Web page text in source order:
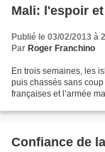
Mali: l'espoir
Publié le 03/02/2013 à
Par Roger Franchino
En trois semaines, les
puis chassés sans
françaises et l’armée
Confiance de